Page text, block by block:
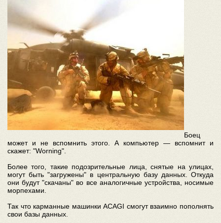
Боец
может и не вспомнить этого. А компьютер — вспомнит и
скажет: "Worning".
Более того, такие подозрительные лица, снятые на улицах,
могут быть "загружены" в центральную базу данных. Откуда
они будут "скачаны" во все аналогичные устройства, носимые
морпехами.
Так что карманные машинки ACAGI смогут взаимно пополнять
свои базы данных.